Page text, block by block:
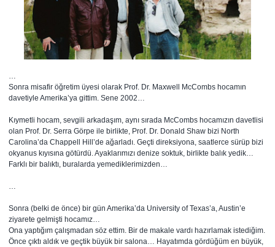
Sonra misafir öğretim üyesi olarak Prof. Dr. Maxwell McCombs hocamın
davetiyle Amerika’ya gittim. Sene 2002…
Kıymetli hocam, sevgili arkadaşım, aynı sırada McCombs hocamızın davetlisi
olan Prof. Dr. Serra Görpe ile birlikte, Prof. Dr. Donald Shaw bizi North
Carolina’da Chappell Hill’de ağarladı. Geçti direksiyona, saatlerce sürüp bizi
okyanus kıyısına götürdü. Ayaklarımızı denize soktuk, birlikte balık yedik…
Farklı bir balıktı, buralarda yemediklerimizden…
Sonra (belki de önce) bir gün Amerika’da University of Texas’a, Austin’e
ziyarete gelmişti hocamız…
Ona yaptığım çalışmadan söz ettim. Bir de makale vardı hazırlamak istediğim.
Önce çıktı aldık ve geçtik büyük bir salona… Hayatımda gördüğüm en büyük,